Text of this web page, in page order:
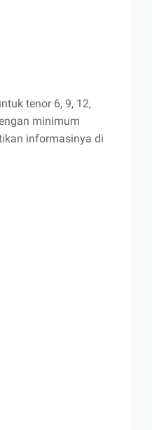
tenor 6, 9, 12,
minimum
informasinya di